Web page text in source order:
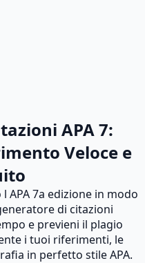
APA 7:
Veloce e
APA 7a edizione in modo
di citazioni
e previeni il plagio
i tuoi riferimenti, le
in perfetto stile APA.